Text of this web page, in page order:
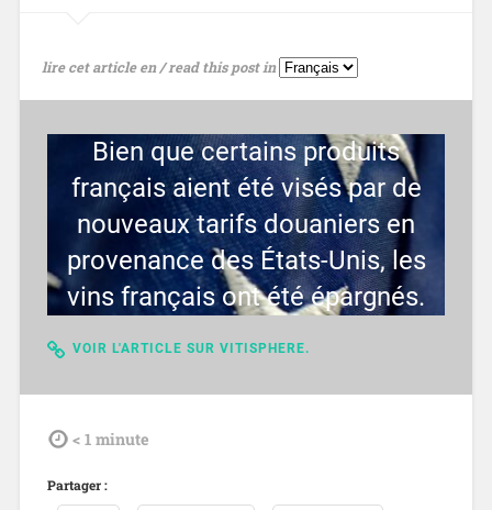
lire cet article en / read this post in
Bien que certains produits
français aient été visés par de
nouveaux tarifs douaniers en
provenance des États-Unis, les
vins français ont été épargnés.
VOIR L'ARTICLE SUR VITISPHERE.
tdl < 1 minute
Partager :